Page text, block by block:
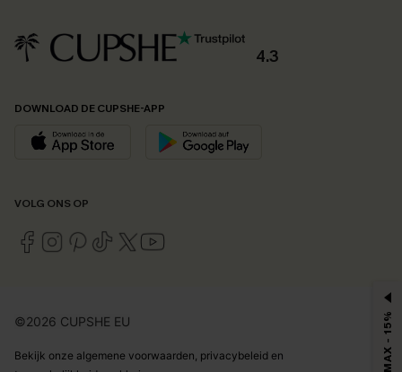
4.3
DOWNLOAD DE CUPSHE-APP
VOLG ONS OP
©2026 CUPSHE EU
Bekijk onze algemene voorwaarden privacybeleid en
MAX - 15%